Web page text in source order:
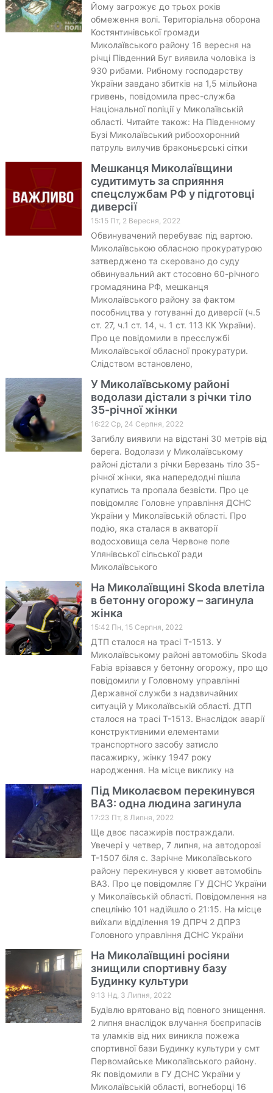
Йому загрожує до трьох років
обмеження волі. Територіальна оборона
Костянтинівської громади
Миколаївського району 16 вересня на
річці Південний Буг виявила чоловіка із
930 рибами. Рибному господарству
України завдано збитків на 1,5 мільйона
гривень, повідомила прес-служба
Національної поліції у Миколаївській
області. Читайте також: На Південному
Бузі Миколаївський рибоохоронний
патруль вилучив браконьєрські сітки
Мешканця Миколаївщини
судитимуть за сприяння
спецслужбам РФ у підготовці
диверсії
15:15 Пт, 2 Вересня, 2022
Обвинувачений перебуває під вартою.
Миколаївською обласною прокуратурою
затверджено та скеровано до суду
обвинувальний акт стосовно 60-річного
громадянина РФ, мешканця
Миколаївського району за фактом
пособництва у готуванні до диверсії (ч.5
ст. 27, ч.1 ст. 14, ч. 1 ст. 113 КК України).
Про це повідомили в пресслужбі
Миколаївської обласної прокуратури.
Слідством встановлено,
У Миколаївському районі
водолази дістали з річки тіло
35-річної жінки
16:22 Ср, 24 Серпня, 2022
Загиблу виявили на відстані 30 метрів від
берега. Водолази у Миколаївському
районі дістали з річки Березань тіло 35-
річної жінки, яка напередодні пішла
купатись та пропала безвісти. Про це
повідомляє Головне управління ДСНС
України у Миколаївській області. Про
подію, яка сталася в акваторії
водосховища села Червоне поле
Улянівської сільської ради
Миколаївського
На Миколаївщині Skoda влетіла
в бетонну огорожу – загинула
жінка
15:42 Пн, 15 Серпня, 2022
ДТП сталося на трасі Т-1513. У
Миколаївському районі автомобіль Skoda
Fabia врізався у бетонну огорожу, про що
повідомили у Головному управлінні
Державної служби з надзвичайних
ситуацій у Миколаївській області. ДТП
сталося на трасі Т-1513. Внаслідок аварії
конструктивними елементами
транспортного засобу затисло
пасажирку, жінку 1947 року
народження. На місце виклику на
Під Миколаєвом перекинувся
ВАЗ: одна людина загинула
17:23 Пт, 8 Липня, 2022
Ще двоє пасажирів постраждали.
Увечері у четвер, 7 липня, на автодорозі
Т-1507 біля с. Зарічне Миколаївського
району перекинувся у кювет автомобіль
ВАЗ. Про це повідомляє ГУ ДСНС України
у Миколаївській області. Повідомлення на
спецлінію 101 надійшло о 21:15. На місце
виїхали відділення 19 ДПРЧ 2 ДПРЗ
Головного управління ДСНС України
На Миколаївщині росіяни
знищили спортивну базу
Будинку культури
9:13 Нд, 3 Липня, 2022
Будівлю врятовано від повного знищення.
2 липня внаслідок влучання боєприпасів
та уламків від них виникла пожежа
спортивної бази Будинку культури у смт
Первомайське Миколаївського району.
Як повідомили в ГУ ДСНС України у
Миколаївській області, вогнеборці 16